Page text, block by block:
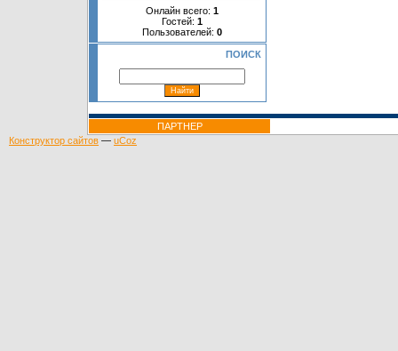
Онлайн всего: 1
Гостей: 1
Пользователей: 0
ПОИСК
ПАРТНЕР
Конструктор сайтов — uCoz